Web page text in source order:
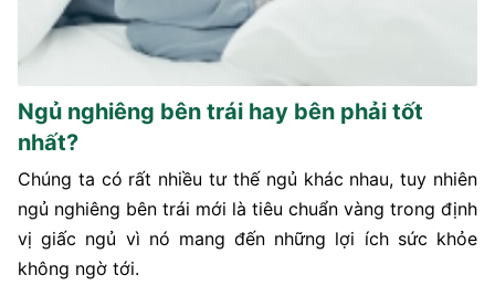
Ngủ nghiêng bên trái hay bên phải tốt
nhất?
Chúng ta có rất nhiều tư thế ngủ khác nhau, tuy nhiên
ngủ nghiêng bên trái mới là tiêu chuẩn vàng trong định
vị giấc ngủ vì nó mang đến những lợi ích sức khỏe
không ngờ tới.